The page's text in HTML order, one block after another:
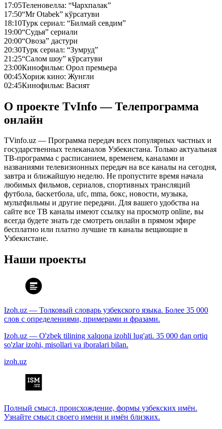
17:05Теленовелла: “Чархпалак”
17:50“Mr Otabek” кўрсатуви
18:10Турк сериал: “Билмай севдим”
19:00“Судья” сериали
20:00“Овоза” дастури
20:30Турк сериал: “Зумруд”
21:25“Салом шоу” кўрсатуви
23:00Кинофильм: Орол премьера
00:45Хориж кино: Жунгли
02:45Кинофильм: Васият
О проекте TvInfo — Телепрограмма
онлайн
TVinfo.uz — Программа передач всех популярных частных и
государственных телеканалов Узбекистана. Только актуальная
ТВ-программа с расписанием, временем, каналами и
названиями телевизионных передач на все каналы на сегодня,
завтра и ближайшую неделю. Не пропустите время начала
любимых фильмов, сериалов, спортивных трансляций
футбола, баскетбола, ufc, mma, бокс, новости, музыка,
мультфильмы и другие передачи. Для вашего удобства на
сайте все ТВ каналы имеют ссылку на просмотр online, вы
всегда будете знать где смотреть онлайн в прямом эфире
бесплатно или платно лучшие тв каналы вещающие в
Узбекистане.
Наши проекты
Izoh.uz — Толковый словарь узбекского языка. Более 35 000
слов с определениями, примерами и фразами.
Izoh.uz — O'zbek tilining xalqona izohli lug'ati. 35 000 dan ortiq
so'zlar izohi, misollari va iboralari bilan.
izoh.uz
Полный смысл, происхождение, формы узбекских имён.
Узнайте смысл своего имени и имён близких.